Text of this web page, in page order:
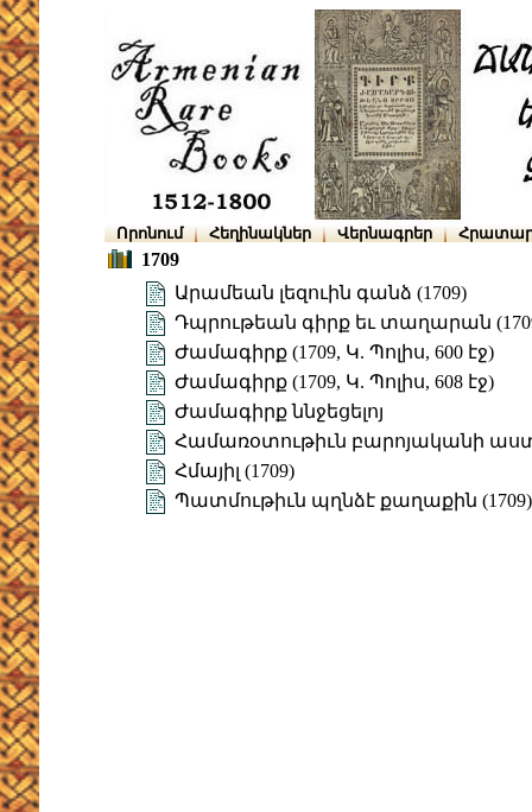
Որոնում Հեղինակներ Վերնագրեր
1709
Արամեան լեզուին գանձ (1709)
Դպրութեան գիրք եւ տաղարան
Ժամագիրք (1709, Կ. Պոլիս, 600 էջ)
Ժամագիրք (1709, Կ. Պոլիս, 608 էջ)
Ժամագիրք ննջեցելոյ
Համառօտութիւն բարոյականի
Հմայիլ (1709)
Պատմութիւն պղնձէ քաղաքին (1709)